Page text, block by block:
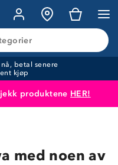
betal senere
kjøp
produktene HER!
med noen av